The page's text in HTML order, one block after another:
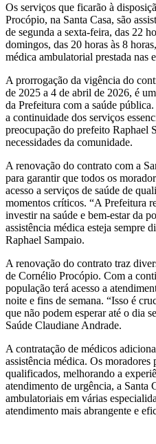
Os serviços que ficarão à
Procópio, na Santa Casa, são
de segunda a sexta-feira, das 22
domingos, das 20 horas às 8
médica ambulatorial prestada nas
A prorrogação da vigência do
de 2025 a 4 de abril de 2026, é
da Prefeitura com a saúde
a continuidade dos serviços
preocupação do prefeito Raphael
necessidades da comunidade.
A renovação do contrato com a
para garantir que todos os
acesso a serviços de saúde de
momentos críticos. “A Prefeitura
investir na saúde e bem-estar da
assistência médica esteja sempre
Raphael Sampaio.
A renovação do contrato traz
de Cornélio Procópio. Com a
população terá acesso a
noite e fins de semana. “Isso é
que não podem esperar até o dia
Saúde Claudiane Andrade.
A contratação de médicos
assistência médica. Os
qualificados, melhorando a
atendimento de urgência, a Santa
ambulatoriais em várias
atendimento mais abrangente e